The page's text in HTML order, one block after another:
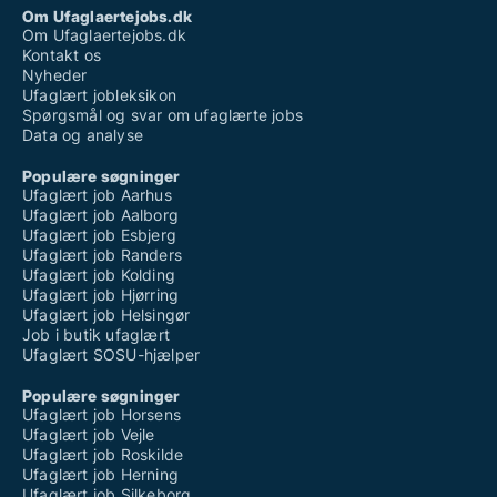
Om Ufaglaertejobs.dk
Om Ufaglaertejobs.dk
Kontakt os
Nyheder
Ufaglært jobleksikon
Spørgsmål og svar om ufaglærte jobs
Data og analyse
Populære søgninger
Ufaglært job Aarhus
Ufaglært job Aalborg
Ufaglært job Esbjerg
Ufaglært job Randers
Ufaglært job Kolding
Ufaglært job Hjørring
Ufaglært job Helsingør
Job i butik ufaglært
Ufaglært SOSU-hjælper
Populære søgninger
Ufaglært job Horsens
Ufaglært job Vejle
Ufaglært job Roskilde
Ufaglært job Herning